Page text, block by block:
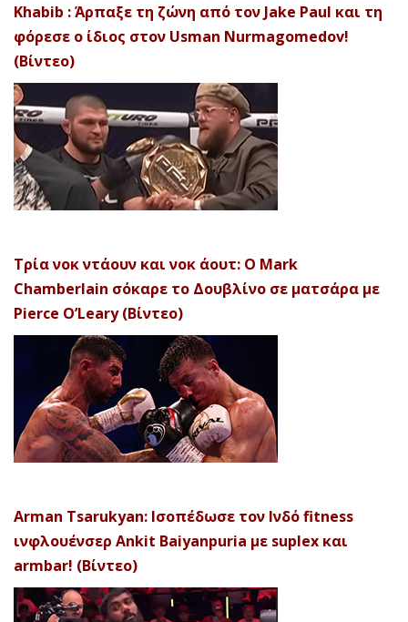
Khabib : Άρπαξε τη ζώνη από τον Jake Paul και τη
φόρεσε ο ίδιος στον Usman Nurmagomedov!
(Βίντεο)
Τρία νοκ ντάουν και νοκ άουτ: Ο Mark
Chamberlain σόκαρε το Δουβλίνο σε ματσάρα με
Pierce O’Leary (Βίντεο)
Arman Tsarukyan: Ισοπέδωσε τον Ινδό fitness
ινφλουένσερ Ankit Baiyanpuria με suplex και
armbar! (Βίντεο)